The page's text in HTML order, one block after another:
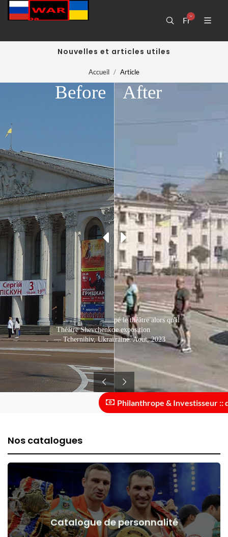
Fr
Nouvelles et articles utiles
Accueil Article
Un missile russe a frappé le théâtre alors qu'il
accueillait une exposition
— Tchernihiv, Ukraine: Aout, 2023
After
Théâtre Shevchenko dans le centre-ville
— Tchernihiv, Ukraine: Septembre, 2018
Before
Philanthrope & Investisseur ::
Nos catalogues
Catalogue de personnalité
Voir les détails